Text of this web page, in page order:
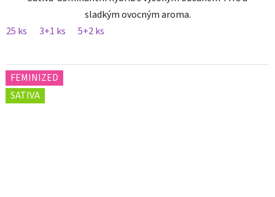
sladkým ovocným aroma.
25 ks
3+1 ks 5+2 ks
FEMINIZED
SATIVA